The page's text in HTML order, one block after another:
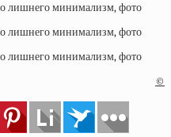
©